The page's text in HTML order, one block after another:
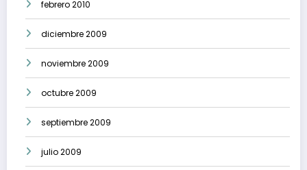
febrero 2010
diciembre 2009
noviembre 2009
octubre 2009
septiembre 2009
julio 2009